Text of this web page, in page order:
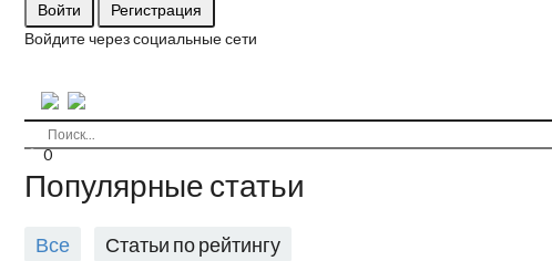
Войти Регистрация
Войдите через социальные сети
0
Популярные статьи
Все Статьи по рейтингу